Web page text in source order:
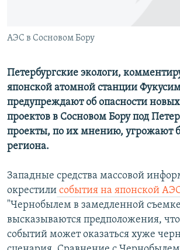
Все сайты РСЕ/РС
АЭС в Сосновом Бору
Петербургские экологи,
японской атомной станции
предупреждают об опасности
проектов в Сосновом Бору под
проекты, по их мнению, угрожают
региона.
Западные средства массовой
окрестили события на японской
"Чернобылем в замедленной
высказываются предположения,
событий может оказаться хуже